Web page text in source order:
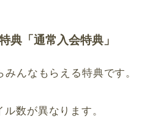
典「通常入会特典」
んなもらえる特典です。
数が異なります。